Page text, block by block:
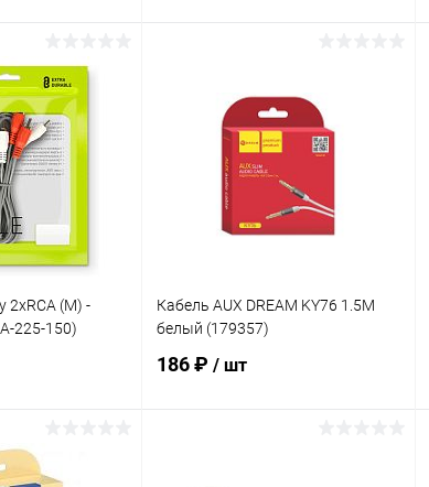
К сравнению
В наличии
Купить в 1 клик К сравнению
В избранное
2xRCA (M) -
225-150)
Кабель AUX DREAM KY76 1.5М
белый (179357)
186 ₽ / шт